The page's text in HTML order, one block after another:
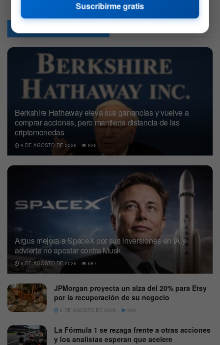
Berkshire Hathaway eleva sus ganancias y vuelve a
comprar acciones, pero mantiene distancia de las
criptomonedas
9 DE AGOSTO DE 2026 836
Argus mejora a SpaceX por sus inversiones en IA y
advierte no apostar contra Musk
9 DE AGOSTO DE 2026 687
JPMorgan proyecta un alza del 20% para Etsy
por la recuperación de su negocio
9 DE AGOSTO DE 2026 546
La Fórmula 1 se rezaga frente a otras acciones
y los analistas esperan que acelere
Suscribirme gratis